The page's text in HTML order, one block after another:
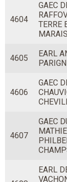
4604
GAEC
TERRE
MARAIS
4605
EARL
4606
GAEC
4607
GAEC
EARL